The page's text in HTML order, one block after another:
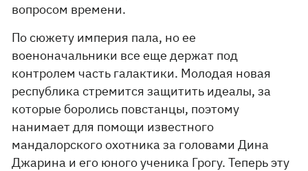
вопросом времени.
По сюжету империя пала, но ее
военоначальники все еще держат под
контролем часть галактики. Молодая новая
республика стремится защитить идеалы, за
которые боролись повстанцы, поэтому
нанимает для помощи известного
мандалорского охотника за головами Дина
Джарина и его юного ученика Грогу. Теперь эту